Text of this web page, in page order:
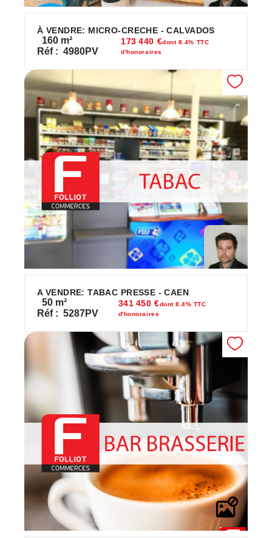
À VENDRE: MICRO-CRECHE - CALVADOS
160 m²
Réf : 4980PV
173 440 €dont 8.4% TTC
d'honoraires
A VENDRE: TABAC PRESSE - CAEN
50 m²
Réf : 5287PV
341 450 €dont 8.4% TTC
d'honoraires